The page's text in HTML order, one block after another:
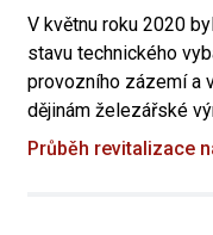
V květnu roku 2020
stavu technického
provozního zázemí a
dějinám železářské
Průběh revitalizace